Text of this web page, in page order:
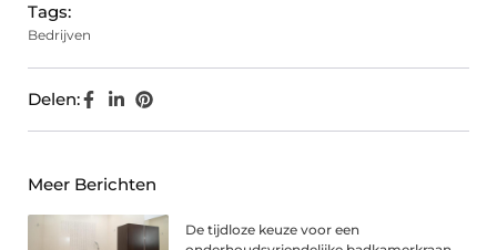
Tags:
Bedrijven
Delen:
Meer Berichten
De tijdloze keuze voor een